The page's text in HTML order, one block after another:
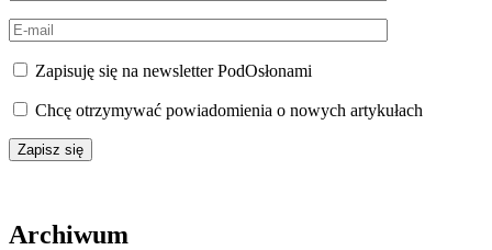
Zapisuję się na newsletter PodOsłonami
Chcę otrzymywać powiadomienia o nowych artykułach
Archiwum